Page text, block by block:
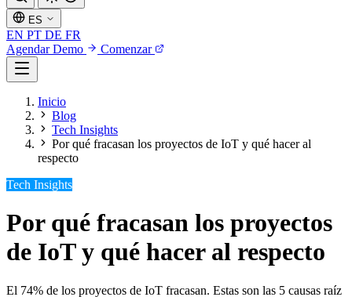
ES
EN PT DE FR
Agendar Demo
Comenzar
Inicio
Blog
Tech Insights
Por qué fracasan los proyectos de IoT y qué hacer al
respecto
Tech Insights
Por qué fracasan los proyectos
de IoT y qué hacer al respecto
El 74% de los proyectos de IoT fracasan. Estas son las 5 causas raíz